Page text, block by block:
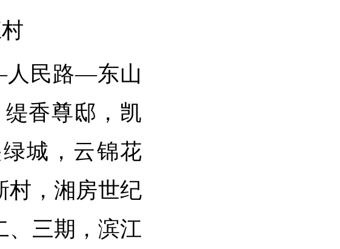
民路—东山
香尊邸，凯
城，云锦花
村，湘房世纪
、三期，滨江